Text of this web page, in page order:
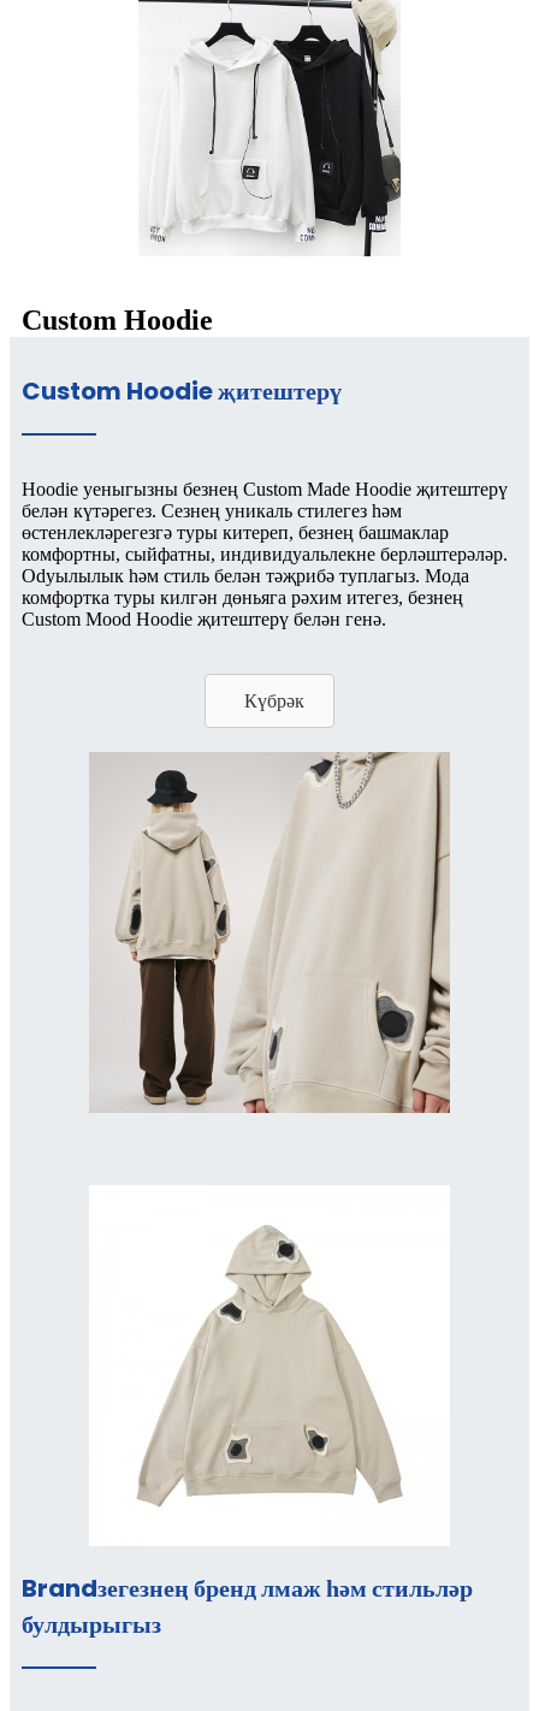
Custom Hoodie
Custom Hoodie җитештерү
Hoodie уеныгызны безнең Custom Made Hoodie җитештерү
белән күтәрегез. Сезнең уникаль стилегез һәм
өстенлекләрегезгә туры китереп, безнең башмаклар
комфортны, сыйфатны, индивидуальлекне берләштерәләр.
Odyылылык һәм стиль белән тәҗрибә туплагыз. Мода
комфортка туры килгән дөньяга рәхим итегез, безнең
Custom Mood Hoodie җитештерү белән генә.
Күбрәк
Brandзегезнең бренд лмаж һәм стильләр
булдырыгыз